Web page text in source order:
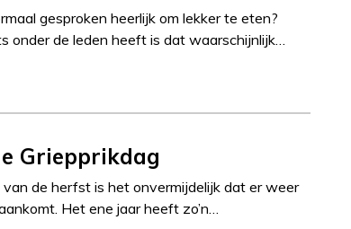
gesproken heerlijk om lekker te eten?
onder de leden heeft is dat waarschijnlijk…
Griepprikdag
de herfst is het onvermijdelijk dat er weer
Het ene jaar heeft zo’n…